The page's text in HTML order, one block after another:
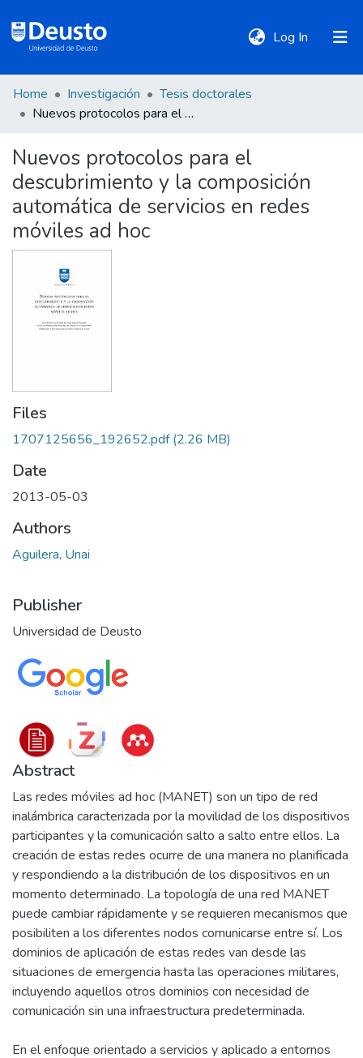
Log In (current)
DeustoTeka
Communities
&
Collections
All of DSpace
Statistics
Home Investigación
Tesis doctorales
Nuevos protocolos para el descubrimiento y la composición automática de servicios en redes móviles ad hoc
Nuevos protocolos para el
descubrimiento y la composición
automática de servicios en redes
móviles ad hoc
Files
1707125656_192652.pdf(2.26 MB)
Date
2013-05-03
Authors
Aguilera, Unai
Publisher
Universidad de Deusto
Abstract
Las redes móviles ad hoc (MANET) son un tipo de red
inalámbrica caracterizada por la movilidad de los dispositivos
participantes y la comunicación salto a salto entre ellos. La
creación de estas redes ocurre de una manera no planificada
y respondiendo a la distribución de los dispositivos en un
momento determinado. La topología de una red MANET
puede cambiar rápidamente y se requieren mecanismos que
posibiliten a los diferentes nodos comunicarse entre sí. Los
dominios de aplicación de estas redes van desde las
situaciones de emergencia hasta las operaciones militares,
incluyendo aquellos otros dominios con necesidad de
comunicación sin una infraestructura predeterminada.
En el enfoque orientado a servicios y aplicado a entornos